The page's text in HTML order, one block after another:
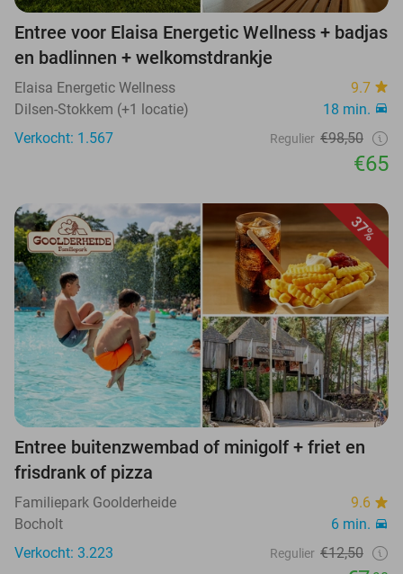
Entree voor Elaisa Energetic Wellness + badjas
en badlinnen + welkomstdrankje
Elaisa Energetic Wellness
9.7
Dilsen-Stokkem (+1 locatie)
18 min.
Verkocht: 1.567
Regulier €98,50
€65
37%
Entree buitenzwembad of minigolf + friet en
frisdrank of pizza
Familiepark Goolderheide
9.6
Bocholt
6 min.
Verkocht: 3.223
Regulier €12,50